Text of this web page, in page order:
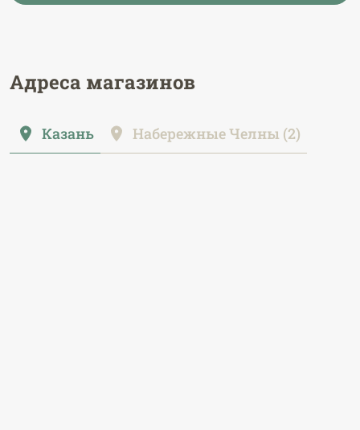
Адреса магазинов
Казань Набережные Челны (2)